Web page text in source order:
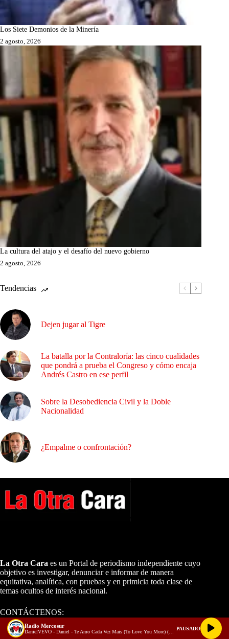
Los Siete Demonios de la Minería
2 agosto, 2026
La cultura del atajo y el desafío del nuevo gobierno
2 agosto, 2026
Tendencias
Dejen jugar al Tigre
La batalla por la Contraloría: las cinco cualidades
que pondrá a prueba el Congreso y cómo encaja
Andrés Castro en ese perfil
Sobre la Desobediencia Civil y la Doble
Nacionalidad
¿Empalme o confrontación?
La Otra Cara es un Portal de periodismo independiente cuyo
objetivo es investigar, denunciar e informar de manera
equitativa, analítica, con pruebas y en primicia toda clase de
temas ocultos de interés nacional.
CONTÁCTENOS:
Email:laotracarapi@gmail.com
Dirigida por Sixto Alfredo Pinto
Radio Mercosur
DanielVEVO - Daniel - Te Amo Cada Vez Mais (To Love You More) (Ao Vivo)
PAUSADO